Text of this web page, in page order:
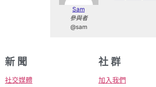
Sam
參與者
@sam
新 聞
社交媒體
社 群
加入我們